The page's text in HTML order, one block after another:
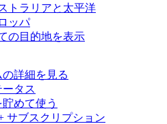
トラリアと太平洋
ッパ
の目的地を表示
詳細を見る
タス
めて使う
サブスクリプション